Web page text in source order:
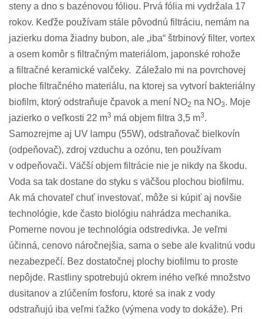
steny a dno s bazénovou fóliou. Prvá fólia mi vydržala 17
rokov. Keďže používam stále pôvodnú filtráciu, nemám na
jazierku doma žiadny bubon, ale „iba“ štrbinový filter, vortex
a osem komôr s filtračným materiálom, japonské rohože
a filtračné keramické valčeky. Záležalo mi na povrchovej
ploche filtračného materiálu, na ktorej sa vytvorí bakteriálny
biofilm, ktorý odstraňuje čpavok a mení NO2 na NO3. Moje
jazierko o veľkosti 22 m3 má objem filtra 3,5 m3.
Samozrejme aj UV lampu (55W), odstraňovač bielkovín
(odpeňovač), zdroj vzduchu a ozónu, ten používam
v odpeňovači. Väčší objem filtrácie nie je nikdy na škodu.
Voda sa tak dostane do styku s väčšou plochou biofilmu.
Ak má chovateľ chuť investovať, môže si kúpiť aj novšie
technológie, kde často biológiu nahrádza mechanika.
Pomerne novou je technológia odstredivka. Je veľmi
účinná, cenovo náročnejšia, sama o sebe ale kvalitnú vodu
nezabezpečí. Bez dostatočnej plochy biofilmu to proste
nepôjde. Rastliny spotrebujú okrem iného veľké množstvo
dusitanov a zlúčením fosforu, ktoré sa inak z vody
odstraňujú iba veľmi ťažko (výmena vody to dokáže). Pri